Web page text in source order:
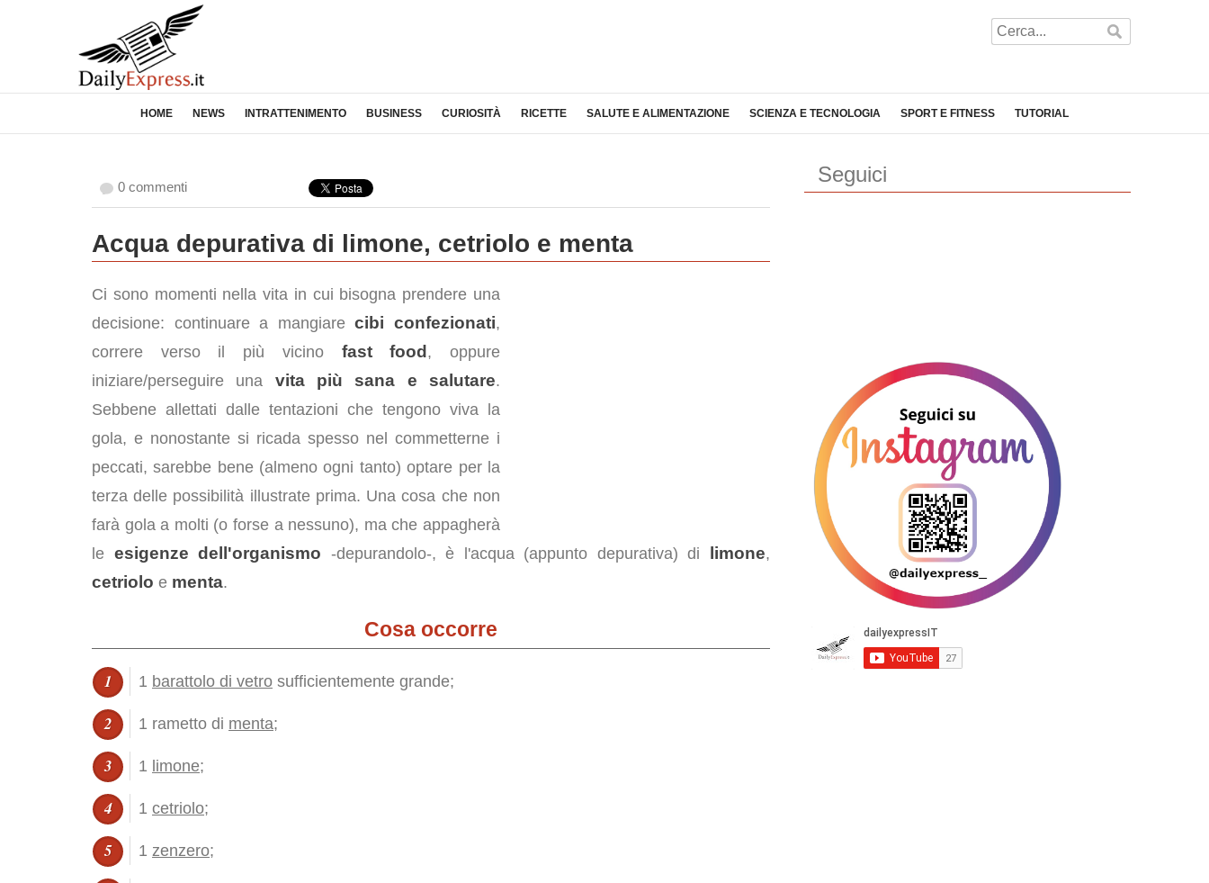
HOME NEWS INTRATTENIMENTO BUSINESS CURIOSITÀ RICETTE SALUTE E ALIMENTAZIONE SCIENZA E TECNOLOGIA SPORT E FITNESS TUTORIAL
0 commenti
Acqua depurativa di limone, cetriolo e menta
Ci sono momenti nella vita in cui bisogna prendere una
decisione: continuare a mangiarecibi confezionati,
correre verso il più vicino fast food , oppure
iniziare/perseguire una vita più sana e salutare.
Sebbene allettati dalle tentazioni che tengono viva la
gola, e nonostante si ricada spesso nel commetterne i
peccati, sarebbe bene (almeno ogni tanto) optare per la
terza delle possibilità illustrate prima. Una cosa che non
farà gola a molti (o forse a nessuno), ma che appagherà
le esigenze dell'organismo -depurandolo-, è l'acqua (appunto depurativa) di limone,
cetriolo e menta.
Cosa occorre
1 barattolo di vetro sufficientemente grande;
1 rametto di menta;
1 limone;
1 cetriolo;
1 zenzero;
Seguici